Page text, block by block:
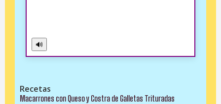
Recetas
Macarrones con Queso y Costra de Galletas Trituradas
🔊